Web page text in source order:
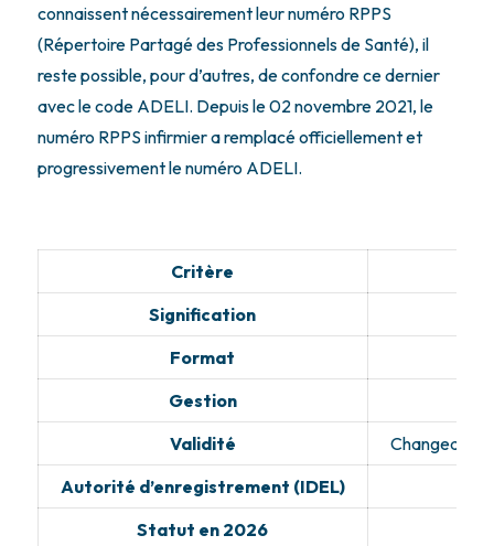
connaissent nécessairement leur numéro RPPS
(Répertoire Partagé des Professionnels de Santé), il
reste possible, pour d’autres, de confondre ce dernier
avec le code ADELI. Depuis le 02 novembre 2021, le
numéro RPPS infirmier a remplacé officiellement et
progressivement le numéro ADELI.
Critère
Signification
Format
Gestion
Validité
Changeait à
Autorité d’enregistrement (IDEL)
Statut en 2026